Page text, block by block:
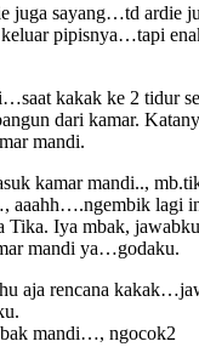
juga sayang…td ardie
keluar pipisnya…tapi
kakak ke 2 tidur
dari kamar.
mandi.
kamar mandi..,
aaahh….ngembik lagi
Tika. Iya mbak,
mandi ya…godaku.
aja rencana
mandi…, ngocok2